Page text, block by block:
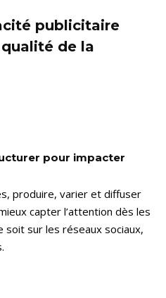
publicitaire
de la
pour impacter
produire, varier et diffuser
capter l’attention dès les
sur les réseaux sociaux,